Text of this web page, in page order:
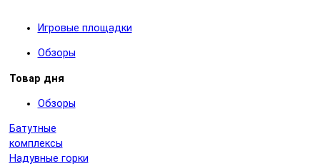
Игровые площадки
Обзоры
Товар дня
Обзоры
Батутные
комплексы
Надувные горки